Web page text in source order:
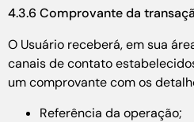
4.3.6 Comprovante da
O Usuário receberá, em sua
canais de contato estabelecidos
um comprovante com os
Referência da operação;